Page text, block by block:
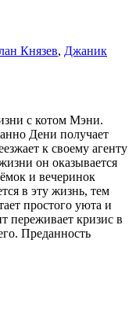
Князев, Джаник
с котом Мэни.
Дени получает
к своему агенту
он оказывается
и вечеринок
в эту жизнь, тем
простого уюта и
переживает кризис в
Преданность